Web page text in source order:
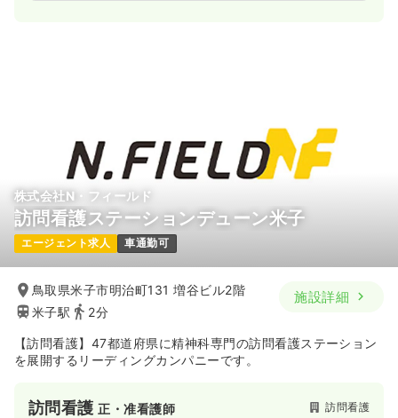
株式会社N・フィールド
訪問看護ステーションデューン米子
エージェント求人 車通勤可
鳥取県米子市明治町131 増谷ビル2階
米子駅
2分
施設詳細
【訪問看護】47都道府県に精神科専門の訪問看護ステーション
を展開するリーディングカンパニーです。
訪問看護正・准看護師 訪問看護